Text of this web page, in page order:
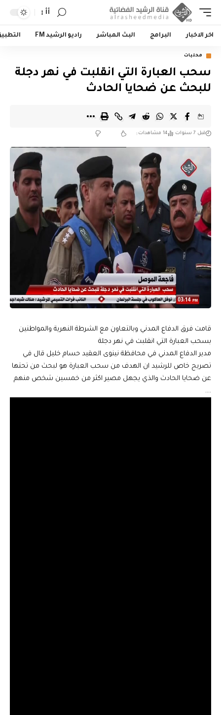
أأ
اخر الاخبار البرامج البث المباشر راديو الرشيد FM
محليات
سحب العبارة التي انقلبت في نهر دجلة
للبحث عن ضحايا الحادث
قبل 7 سنوات 14 مشاهدات
قامت فرق الدفاع المدني وبالتعاون مع الشرطة النهرية والمواطنين
بسحب العبارة التي انقلبت في نهر دجلة
مدير الدفاع المدني في محافظة نينوى العقيد حسام خليل قال في
تصريح خاص للرشيد ان الهدف من سحب العبارة هو لبحث من تحتها
عن ضحايا الحادث والذي يجهل مصير اكثر من خمسين شخص منهم
….